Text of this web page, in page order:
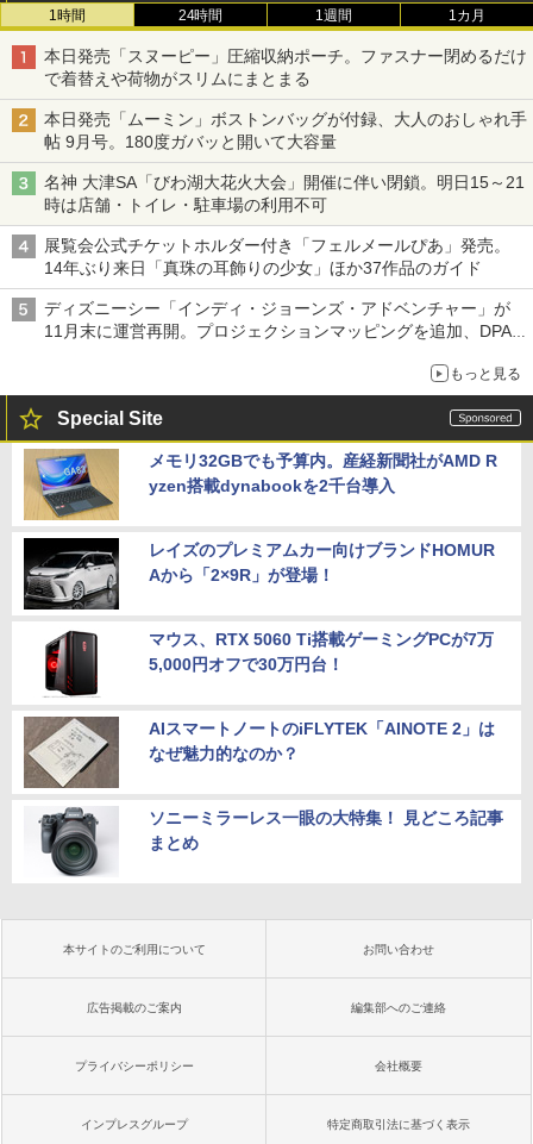
1時間 24時間 1週間 1カ月
本日発売「スヌーピー」圧縮収納ポーチ。ファスナー閉めるだけ
で着替えや荷物がスリムにまとまる
本日発売「ムーミン」ボストンバッグが付録、大人のおしゃれ手
帖 9月号。180度ガバッと開いて大容量
名神 大津SA「びわ湖大花火大会」開催に伴い閉鎖。明日15～21
時は店舗・トイレ・駐車場の利用不可
展覧会公式チケットホルダー付き「フェルメールぴあ」発売。
14年ぶり来日「真珠の耳飾りの少女」ほか37作品のガイド
ディズニーシー「インディ・ジョーンズ・アドベンチャー」が
11月末に運営再開。プロジェクションマッピングを追加、DPA
もっと見る
Special Site
メモリ32GBでも予算内。産経新聞社がAMD R
yzen搭載dynabookを2千台導入
レイズのプレミアムカー向けブランドHOMUR
Aから「2×9R」が登場！
マウス、RTX 5060 Ti搭載ゲーミングPCが7万
5,000円オフで30万円台！
AIスマートノートのiFLYTEK「AINOTE 2」は
なぜ魅力的なのか？
ソニーミラーレス一眼の大特集！ 見どころ記事
まとめ
本サイトのご利用について お問い合わせ
広告掲載のご案内 編集部へのご連絡
プライバシーポリシー 会社概要
インプレスグループ 特定商取引法に基づく表示